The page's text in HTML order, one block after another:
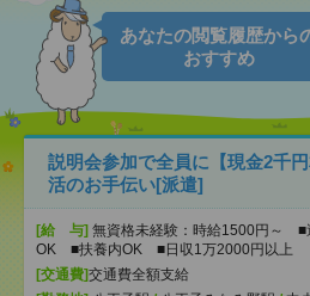
あなたの閲覧履歴から
おすすめ
説明会参加で全員に【現金2千
活のお手伝い[派遣]
[給 与] 無資格未経験：時給1500円～ ■
OK ■扶養内OK ■日収1万2000円以上
[交通費]交通費全額支給